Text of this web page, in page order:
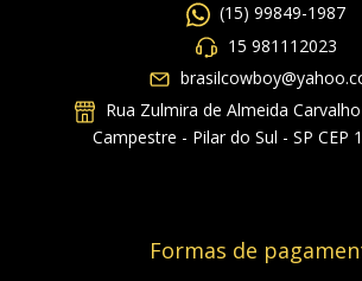
(15) 99849-1987
15 981112023
Rua Zulmira de Almeida
Campestre - Pilar do Sul - SP CEP
Formas de